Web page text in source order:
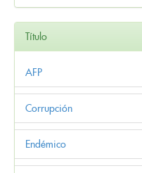
Título
AFP
Corrupción
Endémico